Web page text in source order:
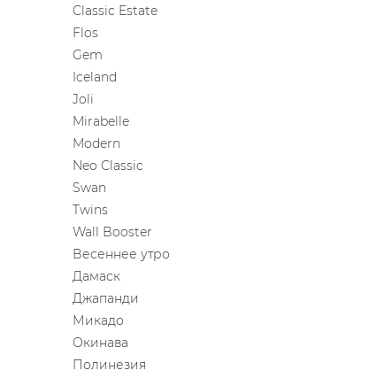
ЦВЕТА
Classic Estate
Flos
Gem
Iceland
Joli
Mirabelle
Modern
Neo Classic
Swan
Twins
Wall Booster
Весеннее утро
Дамаск
Джапанди
Микадо
Окинава
Полинезия